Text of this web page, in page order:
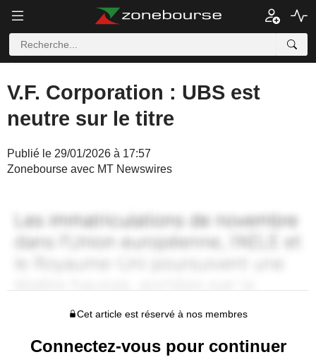
V.F. Corporation : UBS est
neutre sur le titre
Publié le 29/01/2026 à 17:57
Zonebourse avec MT Newswires
Cet article est réservé à nos membres
Connectez-vous pour continuer